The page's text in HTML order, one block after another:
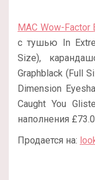
MAC Wow-Factor
с тушью In
Size),
Graphblack (Full
Dimension
Caught You
наполнения
Продается на: